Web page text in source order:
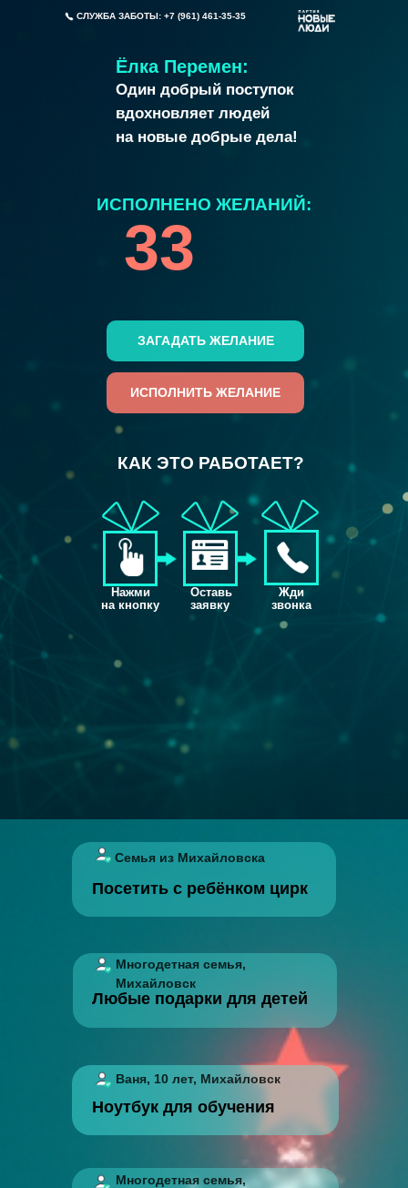
СЛУЖБА ЗАБОТЫ: +7 (961) 461-35-35
Ёлка Перемен:
Один добрый поступок
вдохновляет людей
на новые добрые дела!
ИСПОЛНЕНО ЖЕЛАНИЙ:
33
КАК ЭТО РАБОТАЕТ?
ЗАГАДАТЬ ЖЕЛАНИЕ
ИСПОЛНИТЬ ЖЕЛАНИЕ
Нажми
на кнопку
Оставь
заявку
Жди
звонка
Ноутбук для обучения
Ваня, 10 лет, Михайловск
Многодетная семья,
Семья из Михайловска
Посетить с ребёнком цирк
Многодетная семья,
Михайловск
Любые подарки для детей